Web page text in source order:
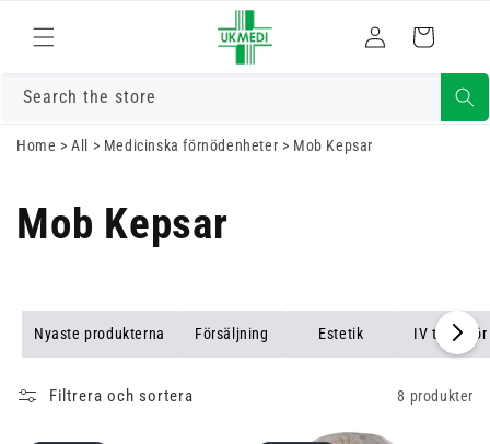
innehåll
in
Varukorg
Search the store
Home >All > Medicinska förnödenheter > Mob Kepsar
Mob Kepsar
Nyaste produkterna Försäljning Estetik IV tillbehör
Filtrera och sortera 8 produkter